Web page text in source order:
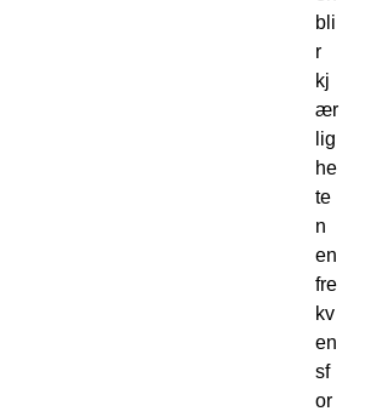
bli
r
kj
ær
lig
he
te
n
en
fre
kv
en
sf
or